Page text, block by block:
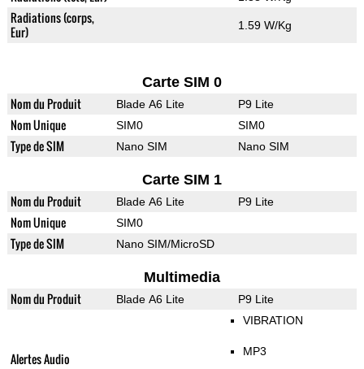
Radiations (corps,
Eur)
1.59 W/Kg
Carte SIM 0
Nom du Produit Blade A6 Lite P9 Lite
Nom Unique SIM0 SIM0
Type de SIM Nano SIM Nano SIM
Carte SIM 1
Nom du Produit Blade A6 Lite P9 Lite
Nom Unique SIM0
Type de SIM Nano SIM/MicroSD
Multimedia
Nom du Produit Blade A6 Lite P9 Lite
Alertes Audio
VIBRATION
MP3